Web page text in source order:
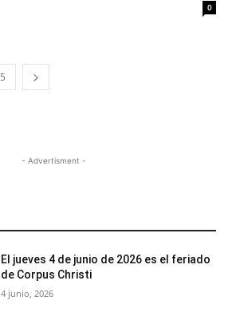
0
5
- Advertisment -
El jueves 4 de junio de 2026 es el feriado
de Corpus Christi
4 junio, 2026